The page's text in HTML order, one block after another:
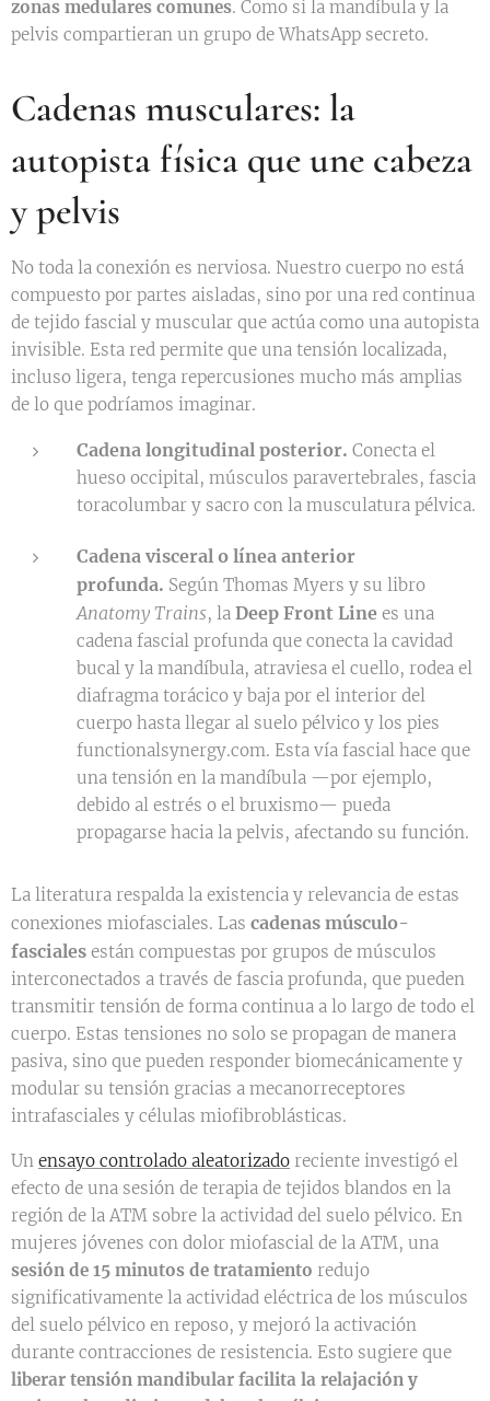
zonas medulares comunes. Como si la mandíbula y la
pelvis compartieran un grupo de WhatsApp secreto.
Cadenas musculares: la
autopista física que une cabeza
y pelvis
No toda la conexión es nerviosa. Nuestro cuerpo no está
compuesto por partes aisladas, sino por una red continua
de tejido fascial y muscular que actúa como una autopista
invisible. Esta red permite que una tensión localizada,
incluso ligera, tenga repercusiones mucho más amplias
de lo que podríamos imaginar.
Cadena longitudinal posterior. Conecta el
hueso occipital, músculos paravertebrales, fascia
toracolumbar y sacro con la musculatura pélvica.
Cadena visceral o línea anterior
profunda. Según Thomas Myers y su libro
Anatomy Trains, la Deep Front Line es una
cadena fascial profunda que conecta la cavidad
bucal y la mandíbula, atraviesa el cuello, rodea el
diafragma torácico y baja por el interior del
cuerpo hasta llegar al suelo pélvico y los pies
functionalsynergy.com. Esta vía fascial hace que
una tensión en la mandíbula —por ejemplo,
debido al estrés o el bruxismo— pueda
propagarse hacia la pelvis, afectando su función.
La literatura respalda la existencia y relevancia de estas
conexiones miofasciales. Las cadenas músculo-
fasciales están compuestas por grupos de músculos
interconectados a través de fascia profunda, que pueden
transmitir tensión de forma continua a lo largo de todo el
cuerpo. Estas tensiones no solo se propagan de manera
pasiva, sino que pueden responder biomecánicamente y
modular su tensión gracias a mecanorreceptores
intrafasciales y células miofibroblásticas.
Un ensayo controlado aleatorizado reciente investigó el
efecto de una sesión de terapia de tejidos blandos en la
región de la ATM sobre la actividad del suelo pélvico. En
mujeres jóvenes con dolor miofascial de la ATM, una
sesión de 15 minutos de tratamiento redujo
significativamente la actividad eléctrica de los músculos
del suelo pélvico en reposo, y mejoró la activación
durante contracciones de resistencia. Esto sugiere que
liberar tensión mandibular facilita la relajación y